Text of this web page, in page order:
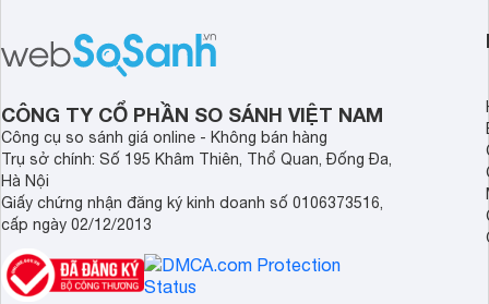
CÔNG TY CỔ PHẦN SO SÁNH VIỆT NAM
Công cụ so sánh giá online - Không bán hàng
Trụ sở chính: Số 195 Khâm Thiên, Thổ Quan, Đống Đa,
Hà Nội
Giấy chứng nhận đăng ký kinh doanh số 0106373516,
cấp ngày 02/12/2013